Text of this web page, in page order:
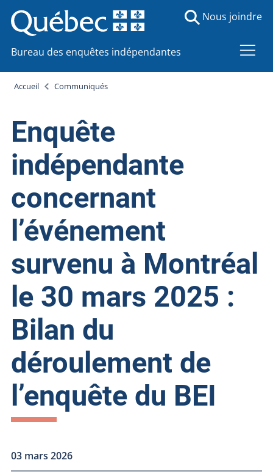
Bureau des enquêtes indépendantes
Nous joindre
Accueil Communiqués
Enquête
indépendante
concernant
l’événement
survenu à Montréal
le 30 mars 2025 :
Bilan du
déroulement de
l’enquête du BEI
03 mars 2026